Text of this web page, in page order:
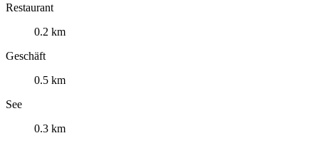
Restaurant
0.2 km
Geschäft
0.5 km
See
0.3 km